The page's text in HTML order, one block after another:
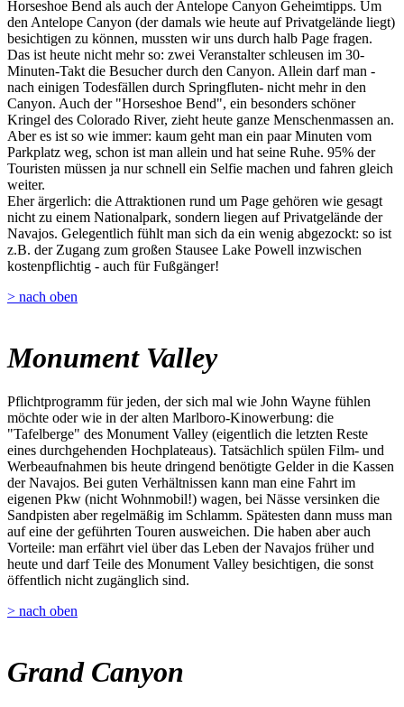
Horseshoe Bend als auch der Antelope Canyon Geheimtipps. Um
den Antelope Canyon (der damals wie heute auf Privatgelände liegt)
besichtigen zu können, mussten wir uns durch halb Page fragen.
Das ist heute nicht mehr so: zwei Veranstalter schleusen im 30-
Minuten-Takt die Besucher durch den Canyon. Allein darf man -
nach einigen Todesfällen durch Springfluten- nicht mehr in den
Canyon. Auch der "Horseshoe Bend", ein besonders schöner
Kringel des Colorado River, zieht heute ganze Menschenmassen an.
Aber es ist so wie immer: kaum geht man ein paar Minuten vom
Parkplatz weg, schon ist man allein und hat seine Ruhe. 95% der
Touristen müssen ja nur schnell ein Selfie machen und fahren gleich
weiter.
Eher ärgerlich: die Attraktionen rund um Page gehören wie gesagt
nicht zu einem Nationalpark, sondern liegen auf Privatgelände der
Navajos. Gelegentlich fühlt man sich da ein wenig abgezockt: so ist
z.B. der Zugang zum großen Stausee Lake Powell inzwischen
kostenpflichtig - auch für Fußgänger!
> nach oben
Monument Valley
Pflichtprogramm für jeden, der sich mal wie John Wayne fühlen
möchte oder wie in der alten Marlboro-Kinowerbung: die
"Tafelberge" des Monument Valley (eigentlich die letzten Reste
eines durchgehenden Hochplateaus). Tatsächlich spülen Film- und
Werbeaufnahmen bis heute dringend benötigte Gelder in die Kassen
der Navajos. Bei guten Verhältnissen kann man eine Fahrt im
eigenen Pkw (nicht Wohnmobil!) wagen, bei Nässe versinken die
Sandpisten aber regelmäßig im Schlamm. Spätesten dann muss man
auf eine der geführten Touren ausweichen. Die haben aber auch
Vorteile: man erfährt viel über das Leben der Navajos früher und
heute und darf Teile des Monument Valley besichtigen, die sonst
öffentlich nicht zugänglich sind.
> nach oben
Grand Canyon